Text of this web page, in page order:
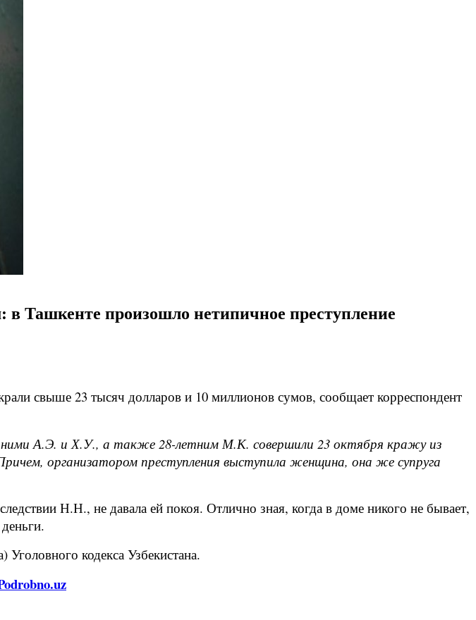
в Ташкенте произошло нетипичное преступление
свыше 23 тысяч долларов и 10 миллионов сумов, сообщает корреспондент
А.Э. и Х.У., а также 28-летним М.К. совершили 23 октября кражу из
организатором преступления выступила женщина, она же супруга
Н.Н., не давала ей покоя. Отлично зная, когда в доме никого не бывает,
кодекса Узбекистана.